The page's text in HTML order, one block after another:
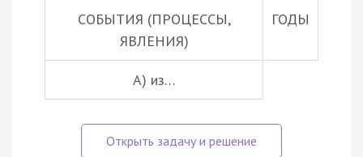
СОБЫТИЯ (ПРОЦЕССЫ,
ЯВЛЕНИЯ)
ГОДЫ
А) из…